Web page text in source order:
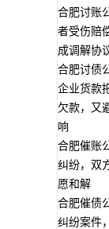
合肥讨账
者受伤赔
成调解协
合肥讨债
企业货款
欠款，又
响
合肥催账
纠纷，双
愿和解
合肥催债
纠纷案件